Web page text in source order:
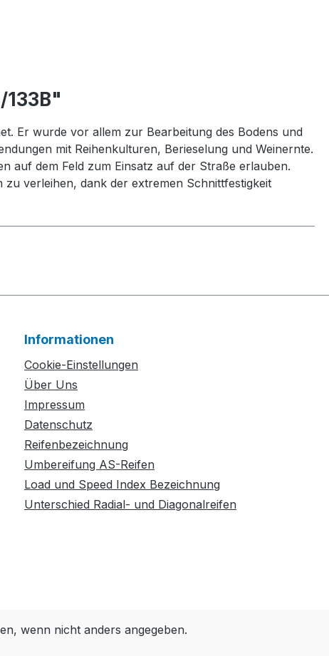
133B"
Er wurde vor allem zur Bearbeitung des Bodens und
mit Reihenkulturen, Berieselung und Weinernte.
auf dem Feld zum Einsatz auf der Straße erlauben.
verleihen, dank der extremen Schnittfestigkeit
Informationen
Cookie-Einstellungen
Über Uns
Impressum
Datenschutz
Reifenbezeichnung
Umbereifung AS-Reifen
Load und Speed Index Bezeichnung
Unterschied Radial- und Diagonalreifen
wenn nicht anders angegeben.